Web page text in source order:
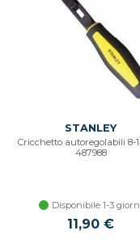
STANLEY
Cricchetto autoregolabili 8-
487988
Disponibile 1-3
11,90 €